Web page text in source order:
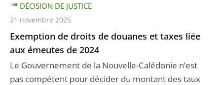
Exemption de droits de douanes et taxes liée
aux émeutes de 2024
Le Gouvernement de la Nouvelle-Calédonie n’est
pas compétent pour décider du montant des taux
DÉCISION DE JUSTICE
21 novembre 2025